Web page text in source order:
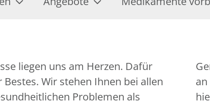
liegen uns am Herzen. Dafür
Wir stehen Ihnen bei allen
Problemen als